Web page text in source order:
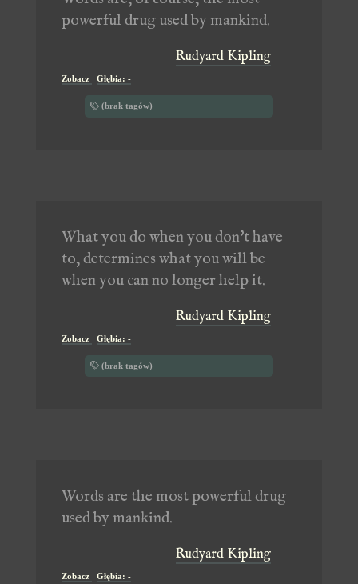
powerful drug used by mankind.
Rudyard Kipling
Zobacz Głębia: -
(brak tagów)
What you do when you don't have
to, determines what you will be
when you can no longer help it.
Rudyard Kipling
Zobacz Głębia: -
(brak tagów)
Words are the most powerful drug
used by mankind.
Rudyard Kipling
Zobacz Głębia: -